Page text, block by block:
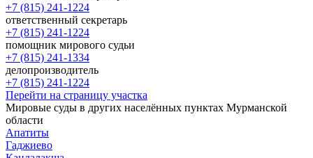
+7 (815) 241-1224
ответственный секретарь
+7 (815) 241-1224
помощник мирового судьи
+7 (815) 241-1334
делопроизводитель
+7 (815) 241-1224
Перейти на страницу участка
Мировые суды в других населённых пунктах Мурманской
области
Апатиты
Гаджиево